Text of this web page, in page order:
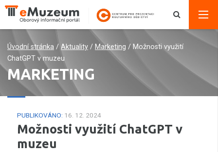
Úvodní stránka / Aktuality / Marketing / Možnosti využití
ChatGPT v muzeu
MARKETING
PUBLIKOVÁNO: 16. 12. 2024
Možnosti využití ChatGPT v
muzeu